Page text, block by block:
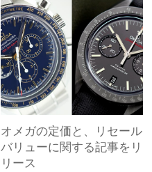
オメガの定価と、リセール
バリューに関する記事をリ
リース